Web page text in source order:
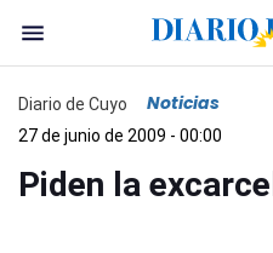
Diario de Cuyo Noticias
27 de junio de 2009 - 00:00
Piden la